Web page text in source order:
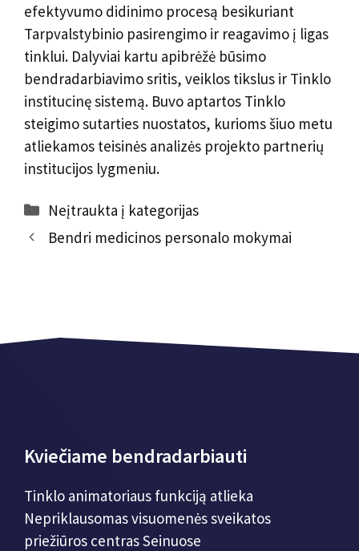
efektyvumo didinimo procesą besikuriant
Tarpvalstybinio pasirengimo ir reagavimo į ligas
tinklui. Dalyviai kartu apibrėžė būsimo
bendradarbiavimo sritis, veiklos tikslus ir Tinklo
institucinę sistemą. Buvo aptartos Tinklo
steigimo sutarties nuostatos, kurioms šiuo metu
atliekamos teisinės analizės projekto partnerių
institucijos lygmeniu.
Kategorijos
Neįtraukta į kategorijas
ĮrašoBendri medicinos personalo mokymai
Kviečiame bendradarbiauti
Tinklo animatoriaus funkciją atlieka
Nepriklausomas visuomenės sveikatos
priežiūros centras Seinuose